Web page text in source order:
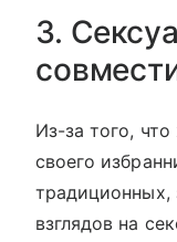
3.
Из-за того,
своего
традиционных,
взглядов на